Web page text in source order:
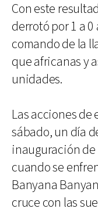
Con este
derrotó por 1 a
comando de la
que africanas y
unidades.
Las acciones
sábado, un día
inauguración de
cuando se
Banyana
cruce con las